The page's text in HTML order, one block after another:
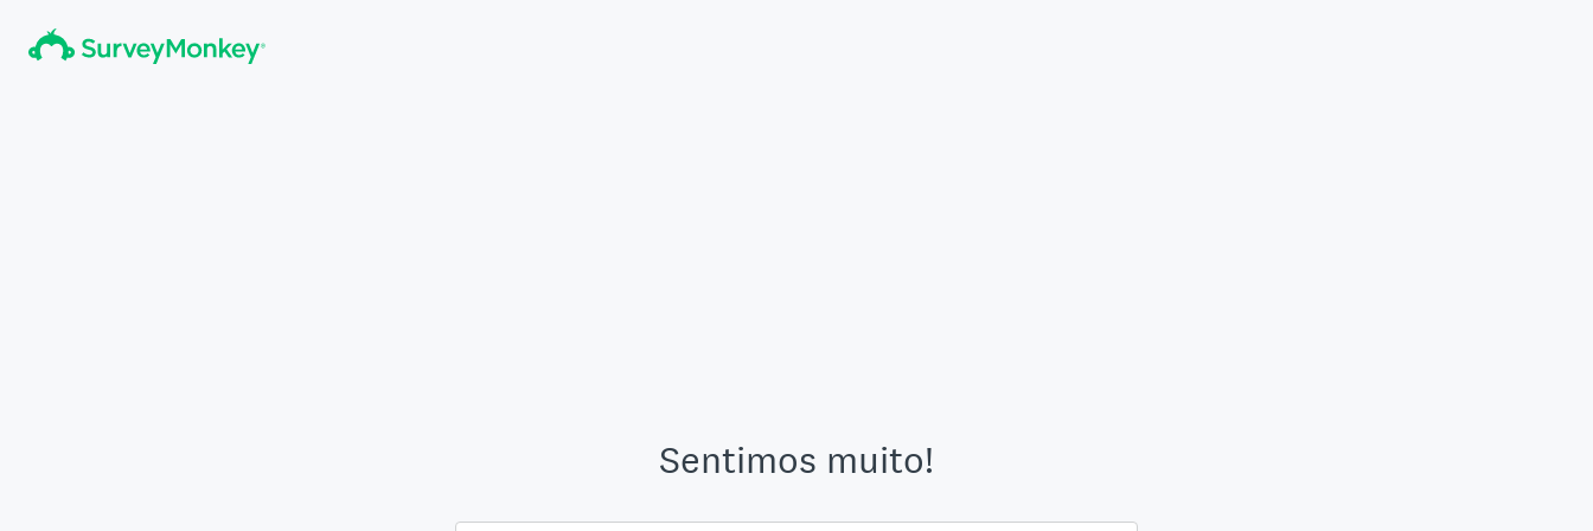
Sentimos muito!